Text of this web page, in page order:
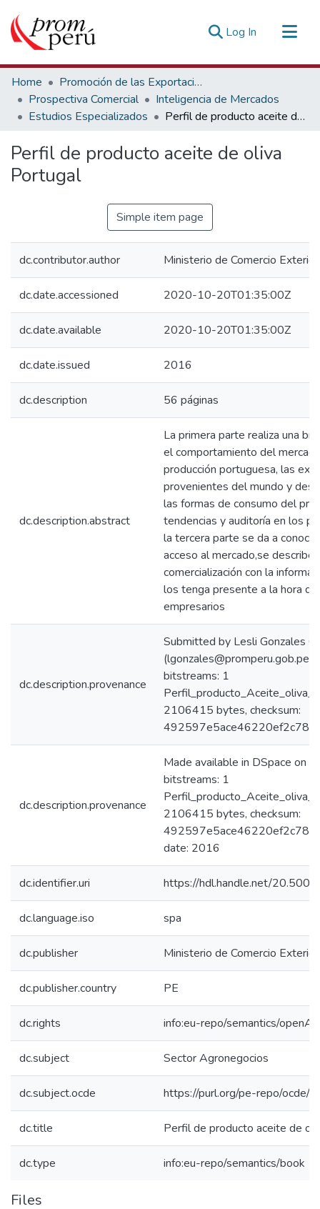
Log In (current)
Communities & Collections
All of DSpace
Statistics
Home
Promoción de las Exportaciones
Prospectiva Comercial
Inteligencia de Mercados
Estudios Especializados
Perfil de producto aceite de oliva Portugal
Perfil de producto aceite de oliva
Portugal
Simple item page
dc.contributor.author Ministerio de Comercio
dc.date.accessioned 2020-10-20T01:35:00Z
dc.date.available 2020-10-20T01:35:00Z
dc.date.issued 2016
dc.description 56 páginas
dc.description.abstract
La primera parte realiza una
el comportamiento del
producción portuguesa, las
provenientes del mundo y
las formas de consumo del
tendencias y auditoría en los
la tercera parte se da a
acceso al mercado,se
comercialización con la
los tenga presente a la hora
empresarios
dc.description.provenance
Submitted by Lesli Gonzales
bitstreams: 1
2106415 bytes, checksum:
dc.description.provenance
Made available in DSpace on
bitstreams: 1
2106415 bytes, checksum:
date: 2016
dc.identifier.uri https://hdl.handle.net/
dc.language.iso spa
dc.publisher Ministerio de Comercio
dc.publisher.country PE
dc.rights info:eu-repo/semantics/
dc.subject Sector Agronegocios
dc.subject.ocde https://purl.org/pe-repo/ocde/
dc.title Perfil de producto aceite de
dc.type info:eu-repo/semantics/book
Files